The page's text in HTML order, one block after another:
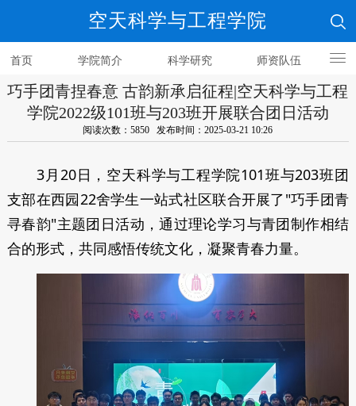
空天科学与工程学院
首页 学院简介 科学研究 师资队伍
人才培养
巧手团青捏春意 古韵新承启征程|空天科学与工程
学院2022级101班与203班开展联合团日活动
阅读次数：5850 发布时间：2025-03-21 10:26